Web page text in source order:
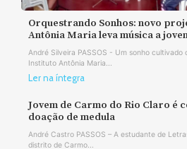
Orquestrando Sonhos: novo
Antônia Maria leva música a
André Silveira PASSOS - Um sonho cultivado
Instituto Antônia Maria...
Ler na íntegra
Jovem de Carmo do Rio Claro é
doação de medula
André Castro PASSOS – A estudante de
distrito de Carmo...